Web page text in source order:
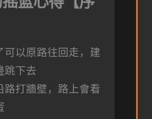
可以原路往回走，建
跳下去
路打牆壁，路上會看